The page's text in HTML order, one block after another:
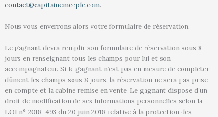
contact@capitainemeeple.com.
Nous vous enverrons alors votre formulaire de réservation.
Le gagnant devra remplir son formulaire de réservation sous 8
jours en renseignant tous les champs pour lui et son
accompagnateur. Si le gagnant n’est pas en mesure de compléter
dûment les champs sous 8 jours, la réservation ne sera pas prise
en compte et la cabine remise en vente. Le gagnant dispose d’un
droit de modification de ses informations personnelles selon la
LOI n° 2018-493 du 20 juin 2018 relative à la protection des